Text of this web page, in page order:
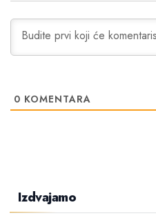
0 KOMENTARA
Izdvajamo